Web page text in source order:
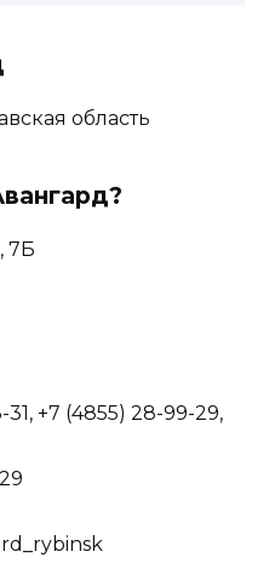
область
7Б
31, +7 (4855) 28-99-29,